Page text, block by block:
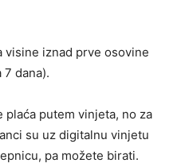
visine iznad prve osovine
dana).
putem vinjeta, no za
su uz digitalnu vinjetu
pa možete birati.